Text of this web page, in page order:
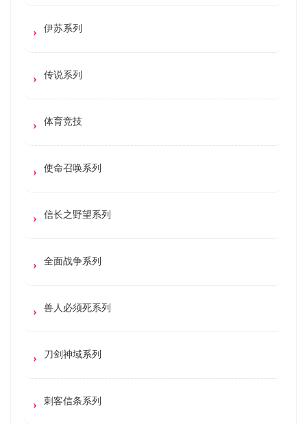
伊苏系列
传说系列
体育竞技
使命召唤系列
信长之野望系列
全面战争系列
兽人必须死系列
刀剑神域系列
刺客信条系列